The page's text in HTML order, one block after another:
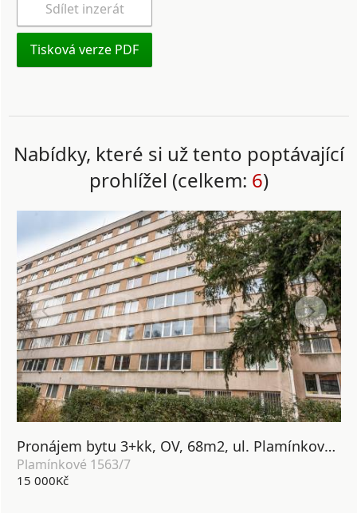
Sdílet inzerát
Tisková verze PDF
Nabídky, které si už tento poptávající
prohlížel (celkem: 6)
Pronájem bytu 3+kk, OV, 68m2, ul. Plamínkové 1563/7, Praha 4 - Nusle
Plamínkové 1563/7
15 000Kč